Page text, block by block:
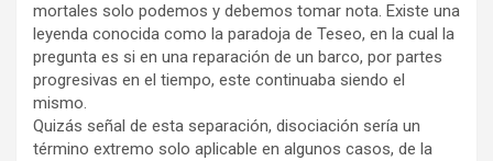
mortales solo podemos y debemos tomar nota. Existe una
leyenda conocida como la paradoja de Teseo, en la cual la
pregunta es si en una reparación de un barco, por partes
progresivas en el tiempo, este continuaba siendo el
mismo.
Quizás señal de esta separación, disociación sería un
término extremo solo aplicable en algunos casos, de la